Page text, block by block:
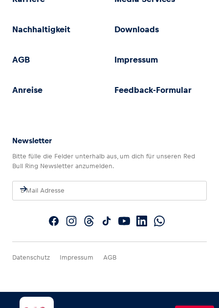
Nachhaltigkeit Downloads
AGB Impressum
Anreise Feedback-Formular
Newsletter
Bitte fülle die Felder unterhalb aus, um dich für unseren Red
Bull Ring Newsletter anzumelden.
Datenschutz Impressum AGB